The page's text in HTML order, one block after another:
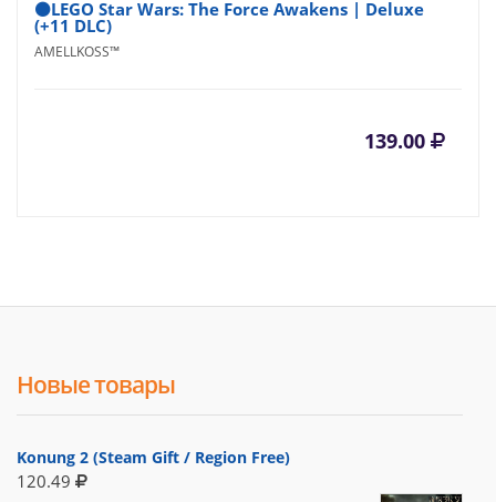
⚫LEGO Star Wars: The Force Awakens | Deluxe
(+11 DLC)
AMELLKOSS™
139.00
Новые товары
Konung 2 (Steam Gift / Region Free)
120.49